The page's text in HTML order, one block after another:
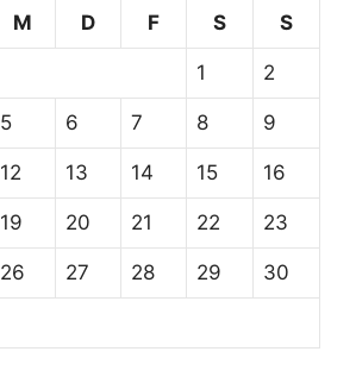
M D F S S
1 2
5 6 7 8 9
12 13 14 15 16
19 20 21 22 23
26 27 28 29 30